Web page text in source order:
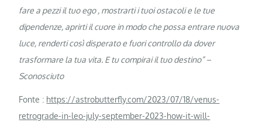
fare a pezzi il tuo ego , mostrarti i tuoi ostacoli e le tue
dipendenze, aprirti il ​​cuore in modo che possa entrare nuova
luce, renderti così disperato e fuori controllo da dover
trasformare la tua vita. E tu compirai il tuo destino” –
Sconosciuto
Fonte : https://astrobutterfly.com/2023/07/18/venus-
retrograde-in-leo-july-september-2023-how-it-will-